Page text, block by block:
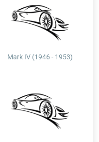
Mark IV (1946 - 1953)